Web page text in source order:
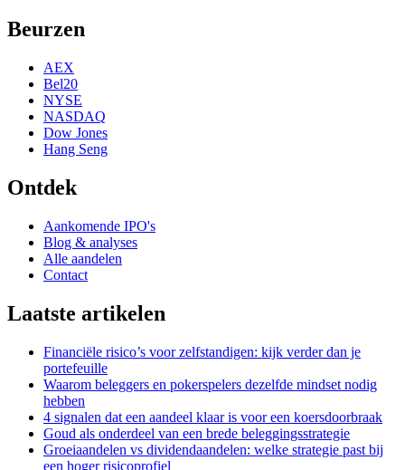
Beurzen
AEX
Bel20
NYSE
NASDAQ
Dow Jones
Hang Seng
Ontdek
Aankomende IPO's
Blog & analyses
Alle aandelen
Contact
Laatste artikelen
Financiële risico’s voor zelfstandigen: kijk verder dan je
portefeuille
Waarom beleggers en pokerspelers dezelfde mindset nodig
hebben
4 signalen dat een aandeel klaar is voor een koersdoorbraak
Goud als onderdeel van een brede beleggingsstrategie
Groeiaandelen vs dividendaandelen: welke strategie past bij
een hoger risicoprofiel